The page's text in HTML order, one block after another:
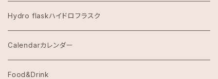
Dean & DeLuca ディーンアンドデルーカ
Eggs's Things エッグスンシングス
Hawaii Hotel Item
Hydro flaskハイドロフラスク
Calendarカレンダー
Food&Drink